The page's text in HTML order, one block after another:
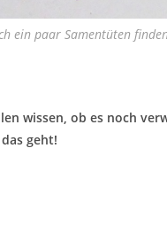
ein paar Samentüten
wissen, ob es noch
geht!